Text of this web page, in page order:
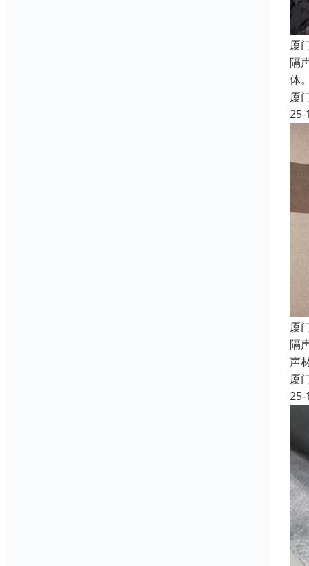
厦
隔
体
厦
25-
厦
隔
声
厦
25-